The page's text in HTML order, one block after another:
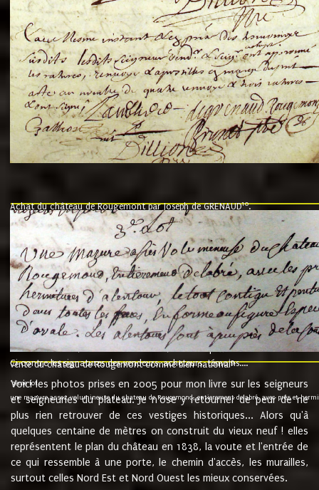
Achat du château de Rougemont par Joseph de GRENAUD10.
"l'an mil six cent soixante treze le ving neuvième jour du mois de
nommé fut présent Messire Claude Guillaume de Moyriat chevalier baron
vend, purement simplement et irrevocablement a monseigneur monsieur
et chavannes conseiller du roy au parlement de Bourgogne, present et
que le dit seigneur Baron de la Vellière a sur ses hommes, indivisables et
de la Velliere tout ainsi et comme le dit seigneur Baron et ses
présent......"
suivent les rentes, donation des terriers, etc... au prix de 880 livre louis
Ci contre les signatures des vendeurs, acheteurs, témoins....
vente du château de Rougemont comme bien national9.
"3ème lot
une mazure assez volumineuse du chateau de Rougemond, entierement delabré, avec près et
Voici les photos prises en 2005 pour mon livre sur les seigneurs
et seigneuries du plateau. Je n'ose y retourner de peur de ne
plus rien retrouver de ces vestiges historiques... Alors qu'à
quelques centaine de mètres on construit du vieux neuf ! elles
représentent le plan du château en 1838, la voute et l'entrée de
ce qui ressemble à une porte, le chemin d'accès, les murailles,
surtout celles Nord Est et Nord Ouest les mieux conservées.